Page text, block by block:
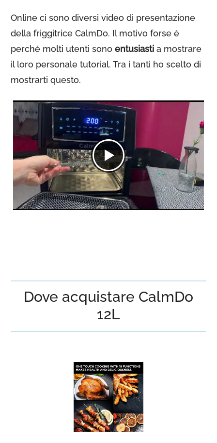
Online ci sono diversi video di presentazione
della friggitrice CalmDo. Il motivo forse è
perché molti utenti sonoentusiasti a mostrare
il loro personale tutorial. Tra i tanti ho scelto di
mostrarti questo.
Dove acquistare CalmDo
12L